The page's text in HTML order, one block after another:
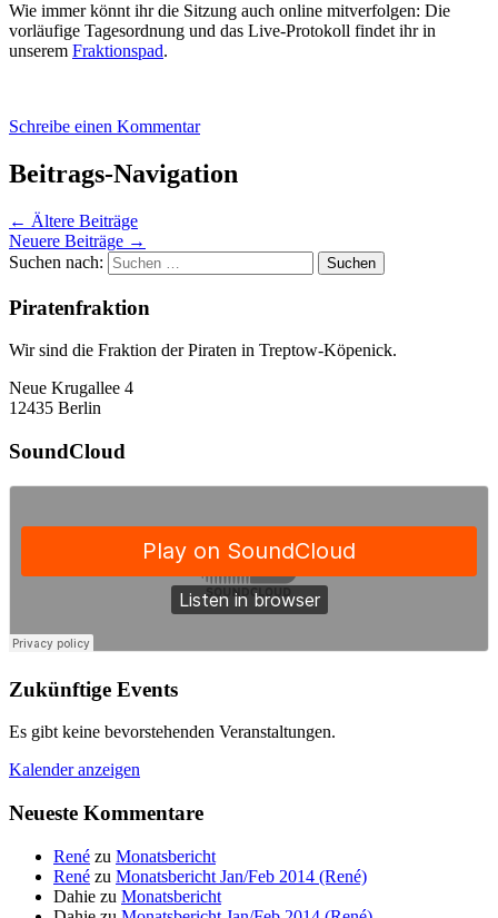
Wie immer könnt ihr die Sitzung auch online mitverfolgen: Die
vorläufige Tagesordnung und das Live-Protokoll findet ihr in
unserem Fraktionspad.
Schreibe einen Kommentar
Beitrags-Navigation
← Ältere Beiträge
Neuere Beiträge →
Suchen nach:
Piratenfraktion
Wir sind die Fraktion der Piraten in Treptow-Köpenick.
Neue Krugallee 4
12435 Berlin
SoundCloud
Zukünftige Events
Es gibt keine bevorstehenden Veranstaltungen.
Kalender anzeigen
Neueste Kommentare
René zu Monatsbericht
René zu Monatsbericht Jan/Feb 2014 (René)
Dahie zu Monatsbericht